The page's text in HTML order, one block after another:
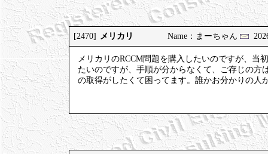
[2470] メリカリ Name：まーちゃん
メリカリのRCCM問題を購入したいのですが、当
たいのですが、手順が分からなくて、ご存じの
の取得がしたくて困ってます。誰かお分かりの人